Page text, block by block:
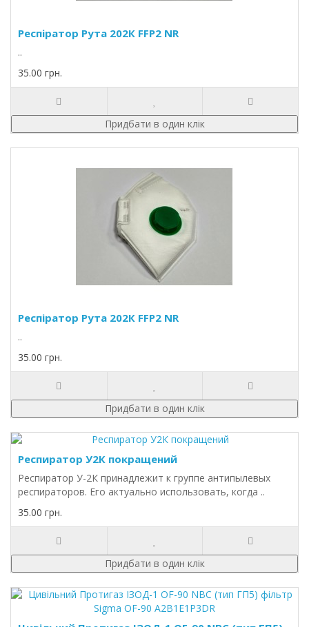
Респіратор Рута 202К FFP2 NR
..
35.00 грн.
Придбати в один клік
Респіратор Рута 202К FFP2 NR
..
35.00 грн.
Придбати в один клік
Респиратор У2К покращений
Респиратор У-2К принадлежит к группе антипылевых
респираторов. Его актуально использовать, когда ..
35.00 грн.
Придбати в один клік